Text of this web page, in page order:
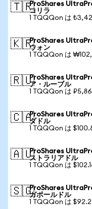
🇹🇷ProShares
コリラ
1 TQQQon は
🇰🇷ProShares
ウォン
1 TQQQon は
🇷🇺ProShares
ア・ルーブル
1 TQQQon は
🇨🇦ProShares
ダドル
1 TQQQon は
🇦🇺ProShares
ストラリアドル
1 TQQQon は
🇸🇬ProShares
ガポールドル
1 TQQQon は